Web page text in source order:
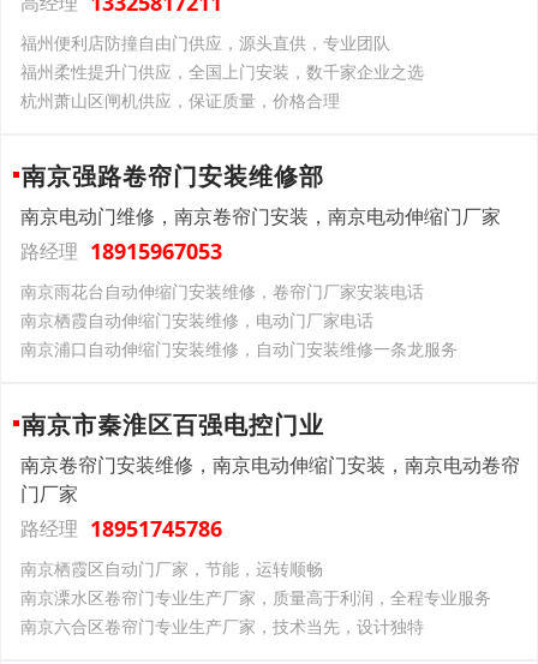
福州便利店防撞自由门供应，源头直供，专业团队
福州柔性提升门供应，全国上门安装，数千家企业之选
杭州萧山区闸机供应，保证质量，价格合理
南京强路卷帘门安装维修部
南京电动门维修，南京卷帘门安装，南京电动伸缩门厂家
路经理 18915967053
南京雨花台自动伸缩门安装维修，卷帘门厂家安装电话
南京栖霞自动伸缩门安装维修，电动门厂家电话
南京浦口自动伸缩门安装维修，自动门安装维修一条龙服务
南京市秦淮区百强电控门业
南京卷帘门安装维修，南京电动伸缩门安装，南京电动卷帘
门厂家
路经理 18951745786
南京栖霞区自动门厂家，节能，运转顺畅
南京溧水区卷帘门专业生产厂家，质量高于利润，全程专业服务
南京六合区卷帘门专业生产厂家，技术当先，设计独特